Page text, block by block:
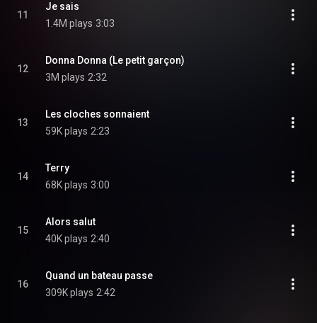
11
Je sais
1.4M plays 3:03
12
Donna Donna (Le petit garçon)
3M plays 2:32
13
Les cloches sonnaient
59K plays 2:23
14
Terry
68K plays 3:00
15
Alors salut
40K plays 2:40
16
Quand un bateau passe
309K plays 2:42